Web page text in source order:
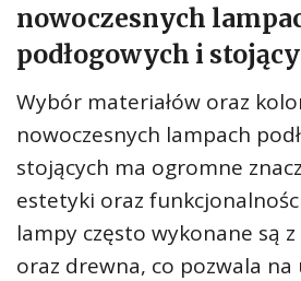
nowoczesnych
podłogowych i
Wybór materiałów oraz
nowoczesnych lampach
stojących ma ogromne
estetyki oraz
lampy często wykonane są z
oraz drewna, co pozwala na